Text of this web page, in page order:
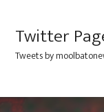
Twitter
Tweets by